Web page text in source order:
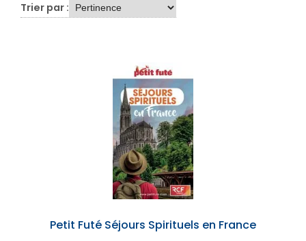
Trier par :
Petit Futé Séjours Spirituels en France